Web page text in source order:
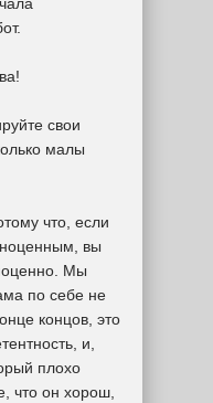
свои
малы
что, если
вы
Мы
по себе не
концов, это
и,
плохо
что он хорош,